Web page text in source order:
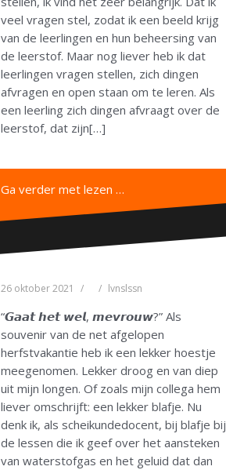
veel vragen stel, zodat ik een beeld krijg
van de leerlingen en hun beheersing van
de leerstof. Maar nog liever heb ik dat
leerlingen vragen stellen, zich dingen
afvragen en open staan om te leren. Als
een leerling zich dingen afvraagt over de
leerstof, dat zijn[…]
Ga verder met lezen …
26 oktober 2021 lvnslssn
“𝙂𝙖𝙖𝙩 𝙝𝙚𝙩 𝙬𝙚𝙡, 𝙢𝙚𝙫𝙧𝙤𝙪𝙬?” Als
souvenir van de net afgelopen
herfstvakantie heb ik een lekker hoestje
meegenomen. Lekker droog en van diep
uit mijn longen. Of zoals mijn collega hem
liever omschrijft: een lekker blafje. Nu
denk ik, als scheikundedocent, bij blafje bij
de lessen die ik geef over het aansteken
van waterstofgas en het geluid dat dan